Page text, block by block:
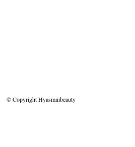
© Copyright Hyasminbeauty